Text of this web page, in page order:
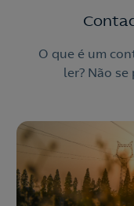
O que é um
ler? Não